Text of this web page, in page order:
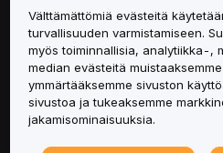
Palvelut
Tuki
Tuotteet
Välttämättömiä evästeitä
turvallisuuden varmistamiseen.
myös toiminnallisia, analytiikka-,
median evästeitä
ymmärtääksemme sivuston
sivustoa ja tukeaksemme
jakamisominaisuuksia.